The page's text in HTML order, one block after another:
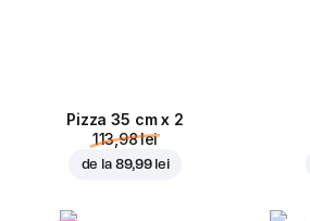
Pizza 35 cm x 2
113,98 lei
de la 89,99 lei